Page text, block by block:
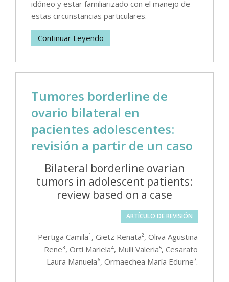
idóneo y estar familiarizado con el manejo de
estas circunstancias particulares.
Continuar Leyendo
Tumores borderline de
ovario bilateral en
pacientes adolescentes:
revisión a partir de un caso
Bilateral borderline ovarian
tumors in adolescent patients:
review based on a case
ARTÍCULO DE REVISIÓN
Pertiga Camila¹, Gietz Renata², Oliva Agustina
Rene³, Orti Mariela⁴, Mulli Valeria⁵, Cesarato
Laura Manuela⁶, Ormaechea María Edurne⁷.